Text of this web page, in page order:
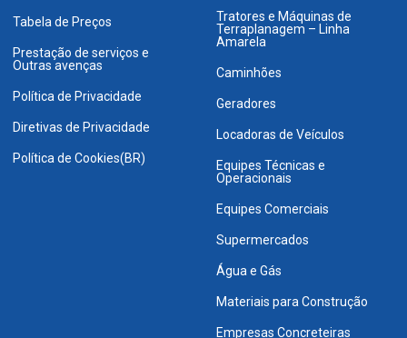
Tabela de Preços
Prestação de serviços e
Outras avenças
Política de Privacidade
Diretivas de Privacidade
Política de Cookies(BR)
Tratores e Máquinas de
Terraplanagem – Linha
Amarela
Caminhões
Geradores
Locadoras de Veículos
Equipes Técnicas e
Operacionais
Equipes Comerciais
Supermercados
Água e Gás
Materiais para Construção
Empresas Concreteiras